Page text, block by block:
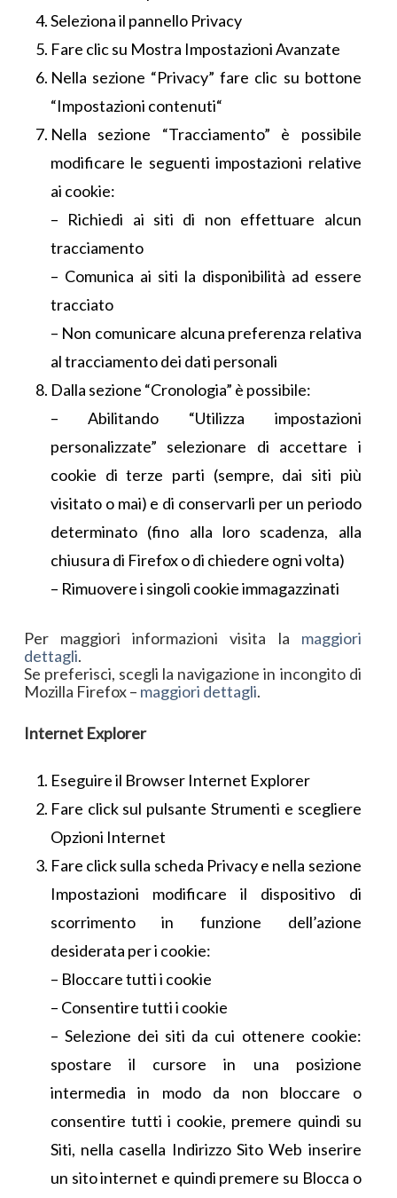
Seleziona il pannello Privacy
Fare clic su Mostra Impostazioni Avanzate
Nella sezione “Privacy” fare clic su bottone
“Impostazioni contenuti“
Nella sezione “Tracciamento” è possibile
modificare le seguenti impostazioni relative
ai cookie:
– Richiedi ai siti di non effettuare alcun
tracciamento
– Comunica ai siti la disponibilità ad essere
tracciato
– Non comunicare alcuna preferenza relativa
al tracciamento dei dati personali
Dalla sezione “Cronologia” è possibile:
– Abilitando “Utilizza impostazioni
personalizzate” selezionare di accettare i
cookie di terze parti (sempre, dai siti più
visitato o mai) e di conservarli per un periodo
determinato (fino alla loro scadenza, alla
chiusura di Firefox o di chiedere ogni volta)
– Rimuovere i singoli cookie immagazzinati
Per maggiori informazioni visita la maggiori
dettagli.
Se preferisci, scegli la navigazione in incongito di
Mozilla Firefox – maggiori dettagli.
Internet Explorer
Eseguire il Browser Internet Explorer
Fare click sul pulsante Strumenti e scegliere
Opzioni Internet
Fare click sulla scheda Privacy e nella sezione
Impostazioni modificare il dispositivo di
scorrimento in funzione dell’azione
desiderata per i cookie:
– Bloccare tutti i cookie
– Consentire tutti i cookie
– Selezione dei siti da cui ottenere cookie:
spostare il cursore in una posizione
intermedia in modo da non bloccare o
consentire tutti i cookie, premere quindi su
Siti, nella casella Indirizzo Sito Web inserire
un sito internet e quindi premere su Blocca o